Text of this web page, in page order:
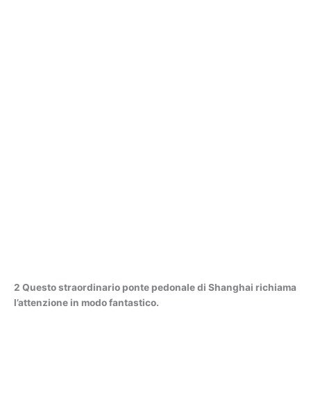
2 Questo straordinario ponte pedonale di Shanghai richiama
l’attenzione in modo fantastico.